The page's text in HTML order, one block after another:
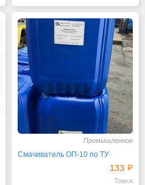
Промышленное
Смачиватель ОП-10 по ТУ
133
Томск